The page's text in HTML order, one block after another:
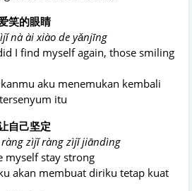
笑的眼睛
nà ài xiào de yǎnjīng
I find myself again, those smiling
aku menemukan kembali
itu
自己坚定
zìjǐ ràng zìjǐ jiāndìng
myself stay strong
akan membuat diriku tetap kuat